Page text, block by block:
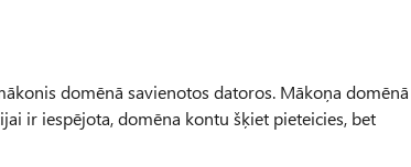
domēnā savienotos datoros. Mākoņa domēnā
ir iespējota, domēna kontu šķiet pieteicies, bet